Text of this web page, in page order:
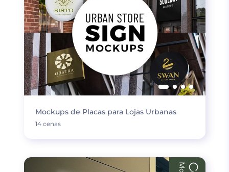
Mockups de Placas para Lojas Urbanas
14 cenas